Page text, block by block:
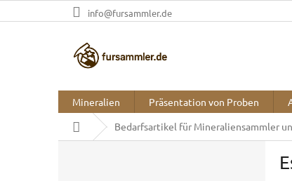
Inhalt
info@fursammler.de
Mineralien Präsentation von Proben
StartseiteBedarfsartikel für Mineraliensammler